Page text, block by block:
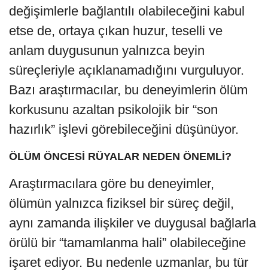
değişimlerle bağlantılı olabileceğini kabul
etse de, ortaya çıkan huzur, teselli ve
anlam duygusunun yalnızca beyin
süreçleriyle açıklanamadığını vurguluyor.
Bazı araştırmacılar, bu deneyimlerin ölüm
korkusunu azaltan psikolojik bir “son
hazırlık” işlevi görebileceğini düşünüyor.
ÖLÜM ÖNCESİ RÜYALAR NEDEN ÖNEMLİ?
Araştırmacılara göre bu deneyimler,
ölümün yalnızca fiziksel bir süreç değil,
aynı zamanda ilişkiler ve duygusal bağlarla
örülü bir “tamamlanma hali” olabileceğine
işaret ediyor. Bu nedenle uzmanlar, bu tür